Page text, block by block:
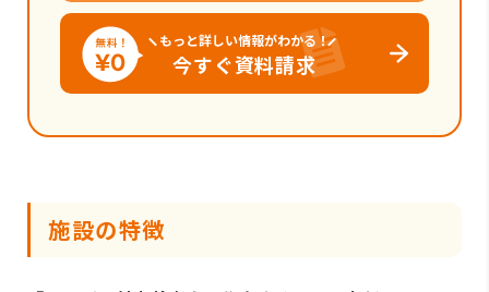
もっと詳しい情報がわかる！
今すぐ資料請求
施設の特徴